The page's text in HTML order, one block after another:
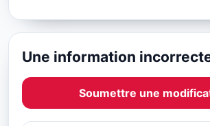
Une information
Soumettre une